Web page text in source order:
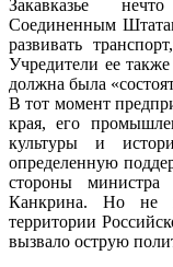
Закавказье
Соединенным
развивать
Учредители ее
должна была
В тот момент
края, его
культуры и
определенную
стороны
Канкрина. Но не
территории
вызвало острую